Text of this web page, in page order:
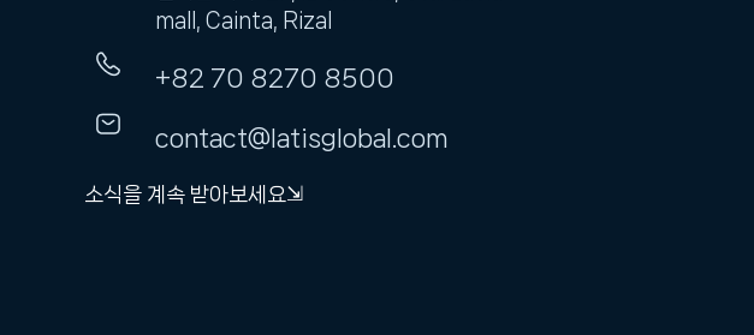
mall, Cainta, Rizal
+82 70 8270 8500
contact@latisglobal.com
소식을 계속 받아보세요⇲